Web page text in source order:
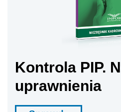
Kontrola PIP.
uprawnienia